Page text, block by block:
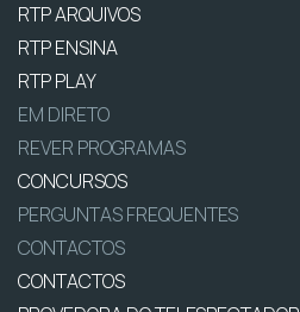
RTP ARQUIVOS
RTP ENSINA
RTP PLAY
EM DIRETO
REVER PROGRAMAS
CONCURSOS
PERGUNTAS FREQUENTES
CONTACTOS
CONTACTOS